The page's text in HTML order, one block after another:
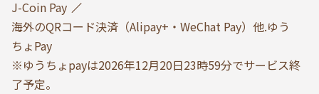
J-Coin Pay
海外のQRコード決済（Alipay+・WeChat Pay）他.ゆう
ちょPay
※ゆうちょpayは2026年12月20日23時59分でサービス終
了予定。